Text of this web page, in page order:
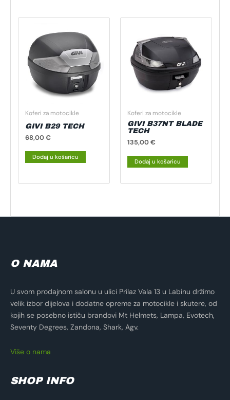
Koferi za motocikle
GIVI B29 TECH
68,00€
Dodaj u košaricu
Koferi za motocikle
GIVI B37NT BLADE
TECH
135,00€
Dodaj u košaricu
O NAMA
U svom prodajnom salonu u ulici Prilaz Vala 13 u Labinu držimo
velik izbor dijelova i dodatne opreme za motocikle i skutere, od
kojih se posebno ističu brandovi Mt Helmets, Lampa, Evotech,
Seventy Degrees, Zandona, Shark, Agv.
Više o nama
SHOP INFO